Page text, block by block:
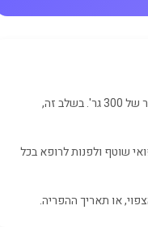
שבוע 20 להריון שייך לשלישי השני של ההריון (שבועות 13–27). העובר מגיע לאורך של 25.6 ס"מ ומשקל משוער של 300 גר'. בשלב זה,
שוטף ולפנות לרופא בכל
או תאריך ההפריה.